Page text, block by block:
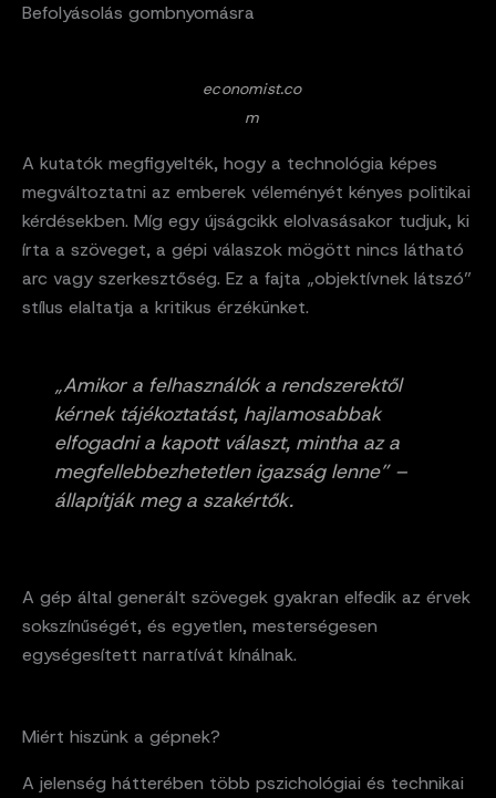
Befolyásolás gombnyomásra
economist.co
m
A kutatók megfigyelték, hogy a technológia képes
megváltoztatni az emberek véleményét kényes politikai
kérdésekben. Míg egy újságcikk elolvasásakor tudjuk, ki
írta a szöveget, a gépi válaszok mögött nincs látható
arc vagy szerkesztőség. Ez a fajta „objektívnek látszó”
stílus elaltatja a kritikus érzékünket.
„Amikor a felhasználók a rendszerektől
kérnek tájékoztatást, hajlamosabbak
elfogadni a kapott választ, mintha az a
megfellebbezhetetlen igazság lenne” –
állapítják meg a szakértők.
A gép által generált szövegek gyakran elfedik az érvek
sokszínűségét, és egyetlen, mesterségesen
egységesített narratívát kínálnak.
Miért hiszünk a gépnek?
A jelenség hátterében több pszichológiai és technikai